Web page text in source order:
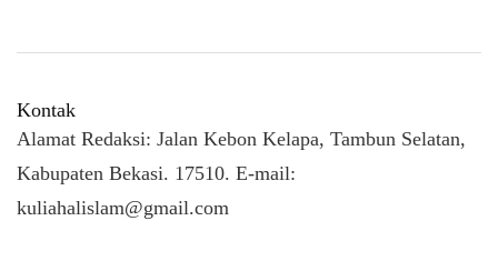
Kontak
Alamat Redaksi: Jalan Kebon Kelapa, Tambun Selatan,
Kabupaten Bekasi. 17510. E-mail:
kuliahalislam@gmail.com